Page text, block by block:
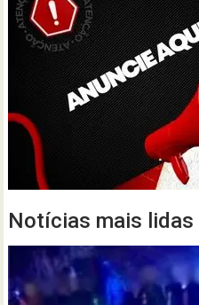
Notícias mais lidas